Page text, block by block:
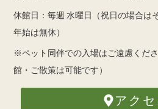
休館日：毎週 水曜日（祝日の場合は
年始は無休）
※ペット同伴での入場はご遠慮くださ
館・ご散策は可能です）
アクセ